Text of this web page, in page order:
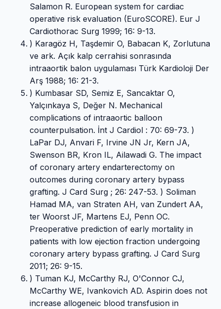
Salamon R. European system for cardiac
operative risk evaluation (EuroSCORE). Eur J
Cardiothorac Surg 1999; 16: 9-13.
) Karagöz H, Taşdemir O, Babacan K, Zorlutuna
ve ark. Açık kalp cerrahisi sonrasında
intraaortik balon uygulaması Türk Kardioloji Der
Arş 1988; 16: 21-3.
) Kumbasar SD, Semiz E, Sancaktar O,
Yalçınkaya S, Değer N. Mechanical
complications of intraaortic balloon
counterpulsation. İnt J Cardiol : 70: 69-73. )
LaPar DJ, Anvari F, Irvine JN Jr, Kern JA,
Swenson BR, Kron IL, Ailawadi G. The impact
of coronary artery endarterectomy on
outcomes during coronary artery bypass
grafting. J Card Surg ; 26: 247-53. ) Soliman
Hamad MA, van Straten AH, van Zundert AA,
ter Woorst JF, Martens EJ, Penn OC.
Preoperative prediction of early mortality in
patients with low ejection fraction undergoing
coronary artery bypass grafting. J Card Surg
2011; 26: 9-15.
) Tuman KJ, McCarthy RJ, O'Connor CJ,
McCarthy WE, Ivankovich AD. Aspirin does not
increase allogeneic blood transfusion in